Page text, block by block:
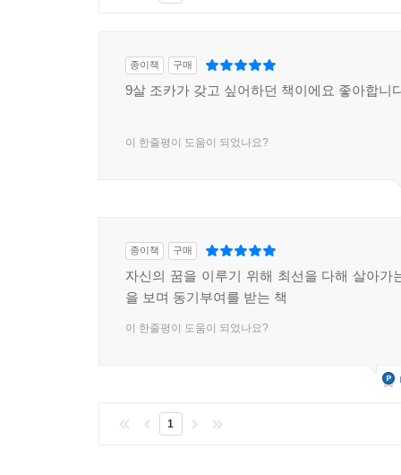
종이책 구매
9살 조카가 갖고 싶어하던 책이에요 좋아합니
이 한줄평이 도움이 되었나요?
종이책 구매
자신의 꿈을 이루기 위해 최선을 다해 살아가
을 보며 동기부여를 받는 책
이 한줄평이 도움이 되었나요?
1